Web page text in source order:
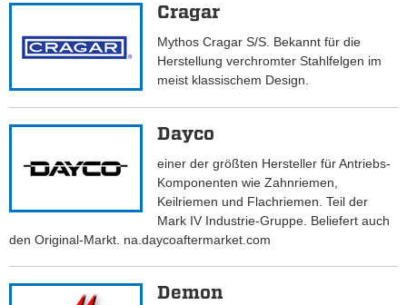
Cragar
Mythos Cragar S/S. Bekannt für die
Herstellung verchromter Stahlfelgen im
meist klassischem Design.
Dayco
einer der größten Hersteller für Antriebs-
Komponenten wie Zahnriemen,
Keilriemen und Flachriemen. Teil der
Mark IV Industrie-Gruppe. Beliefert auch
den Original-Markt. na.daycoaftermarket.com
Demon